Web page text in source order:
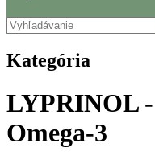
Kategória
LYPRINOL
Omega-3